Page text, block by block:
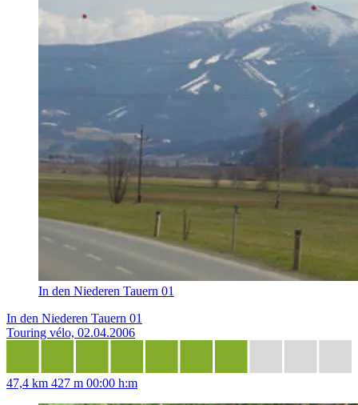
In den Niederen Tauern 01
In den Niederen Tauern 01
Touring vélo, 02.04.2006
47,4 km 427 m 00:00 h:m